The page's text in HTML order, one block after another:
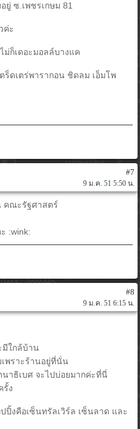
ยู่ ซ.เพชรเกษม 81
ค่ะ
ม่ก็เดอะมอลล์บางแค
ร็ดเตร่พารากอน ชิดลม เอ็มโพ
#7
9 ม.ค. 51 5:50 น.
คณะรัฐศาสตร์
:wink:
#8
9 ม.ค. 51 6:15 น.
มีใกล้บ้าน
พราะร้านอยู่ที่นั่น
าธิเบศ จะไปบ่อยมากค่ะที่นี่
รั้ง
งคือเซ็นทรัลเวิร์ล เซ็นลาด และ